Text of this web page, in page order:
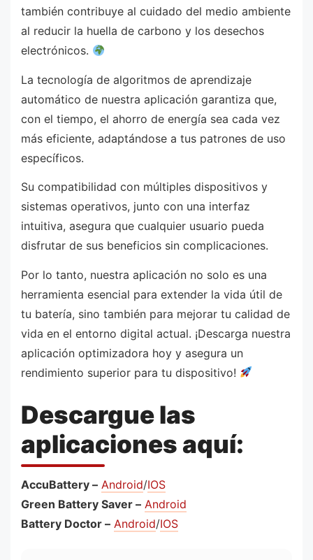
también contribuye al cuidado del medio ambiente
al reducir la huella de carbono y los desechos
electrónicos.
La tecnología de algoritmos de aprendizaje
automático de nuestra aplicación garantiza que,
con el tiempo, el ahorro de energía sea cada vez
más eficiente, adaptándose a tus patrones de uso
específicos.
Su compatibilidad con múltiples dispositivos y
sistemas operativos, junto con una interfaz
intuitiva, asegura que cualquier usuario pueda
disfrutar de sus beneficios sin complicaciones.
Por lo tanto, nuestra aplicación no solo es una
herramienta esencial para extender la vida útil de
tu batería, sino también para mejorar tu calidad de
vida en el entorno digital actual. ¡Descarga nuestra
aplicación optimizadora hoy y asegura un
rendimiento superior para tu dispositivo!
Descargue las
aplicaciones aquí:
AccuBattery – Android/IOS
Green Battery Saver – Android
Battery Doctor – Android/IOS